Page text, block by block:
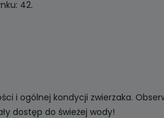
42.
i ogólnej kondycji zwierzaka.
dostęp do świeżej wody!